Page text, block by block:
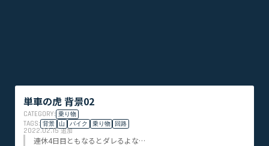
単車の虎 背景02
CATEGORY: 乗り物
TAGS: 背景 山 バイク 乗り物 回路
2022.02.15追加
連休4日目ともなるとダレるよな…